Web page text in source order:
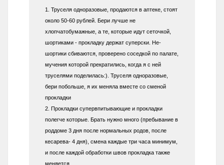
1. Труселя одноразовые, продаются в аптеке, стоят
около 50-60 рублей. Бери лучше не
хлопчатобумажные, а те, которые идут сеточкой,
шортиками - прокладку держат суперски. Не-
шортики сбиваются, проверено соседкой по палате,
мучения которой прекратились, когда я с ней
труселями поделилась:). Труселя одноразовые,
бери побольше, я их меняла вместе со сменой
прокладки
2. Прокладки супервпитывающие и прокладки
полегче которые. Брать нужно много (пребывание в
роддоме 3 дня после нормальных родов, после
кесарева- 4 дня), смена каждые три часа минимум,
и после каждой обработки швов прокладка также
меняется.